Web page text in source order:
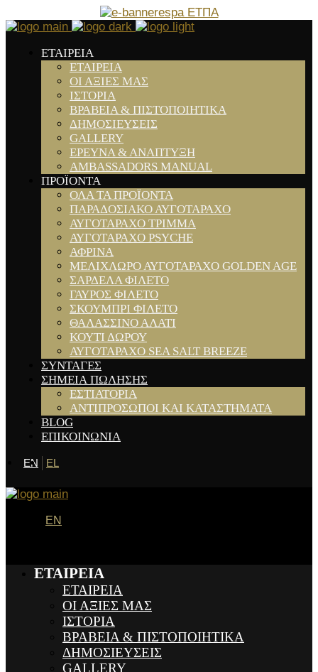
ΕΤΑΙΡΕΙΑ
ΕΤΑΙΡΕΙΑ
ΟΙ ΑΞΙΕΣ ΜΑΣ
ΙΣΤΟΡΙΑ
ΒΡΑΒΕΙΑ & ΠΙΣΤΟΠΟΙΗΤΙΚΑ
ΔΗΜΟΣΙΕΥΣΕΙΣ
GALLERY
ΕΡΕΥΝΑ & ΑΝΑΠΤΥΞΗ
AMBASSADORS MANUAL
ΠΡΟΪΟΝΤΑ
ΟΛΑ ΤΑ ΠΡΟΪΟΝΤΑ
ΠΑΡΑΔΟΣΙΑΚΟ ΑΥΓΟΤΑΡΑΧΟ
ΑΥΓΟΤΑΡΑΧΟ ΤΡΙΜΜΑ
ΑΥΓΟΤΑΡΑΧΟ PSYCHE
ΑΦΡΙΝΑ
ΜΕΛΙΧΛΩΡΟ ΑΥΓΟΤΑΡΑΧΟ GOLDEN AGE
ΣΑΡΔΕΛΑ ΦΙΛΕΤΟ
ΓΑΥΡΟΣ ΦΙΛΕΤΟ
ΣΚΟΥΜΠΡΙ ΦΙΛΕΤΟ
ΘΑΛΑΣΣΙΝΟ ΑΛΑΤΙ
ΚΟΥΤΙ ΔΩΡΟΥ
ΑΥΓΟΤΑΡΑΧΟ SEA SALT BREEZE
ΣΥΝΤΑΓΕΣ
ΣΗΜΕΙΑ ΠΩΛΗΣΗΣ
ΕΣΤΙΑΤΟΡΙΑ
ΑΝΤΙΠΡΟΣΩΠΟΙ ΚΑΙ ΚΑΤΑΣΤΗΜΑΤΑ
BLOG
ΕΠΙΚΟΙΝΩΝΙΑ
EN EL
EN
ΕΤΑΙΡΕΙΑ
ΕΤΑΙΡΕΙΑ
ΟΙ ΑΞΙΕΣ ΜΑΣ
ΙΣΤΟΡΙΑ
ΒΡΑΒΕΙΑ & ΠΙΣΤΟΠΟΙΗΤΙΚΑ
ΔΗΜΟΣΙΕΥΣΕΙΣ
GALLERY